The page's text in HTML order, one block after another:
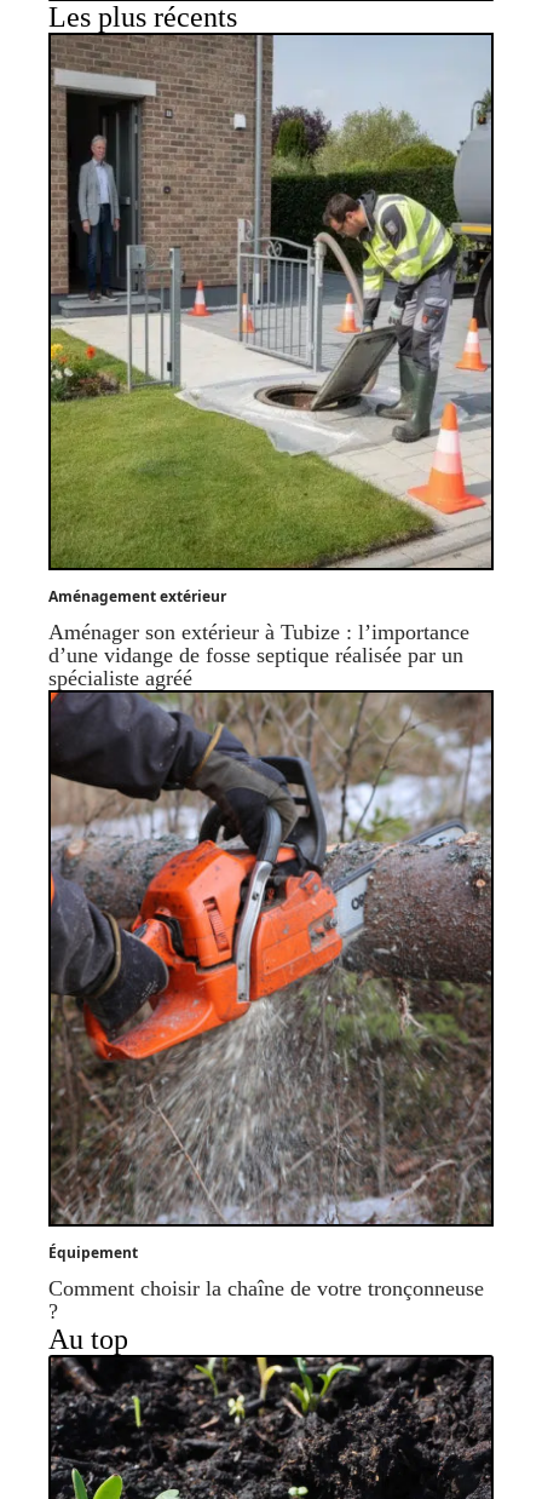
Les plus récents
Aménagement extérieur
Aménager son extérieur à Tubize : l’importance
d’une vidange de fosse septique réalisée par un
spécialiste agréé
Équipement
Comment choisir la chaîne de votre tronçonneuse
?
Au top